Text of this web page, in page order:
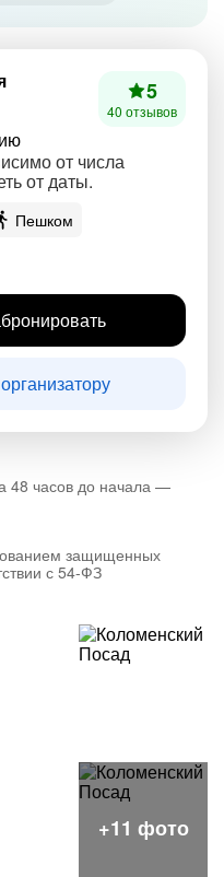
от числа
от даты.
5
40 отзывов
Пешком
48 часов до начала —
защищенных
с 54-ФЗ